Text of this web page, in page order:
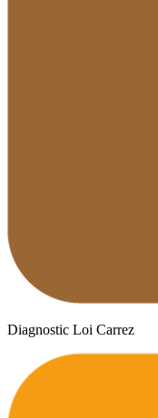
Diagnostic Loi Carrez